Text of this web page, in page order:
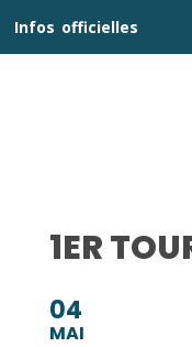
Infos officielles
1ER
04
MAI